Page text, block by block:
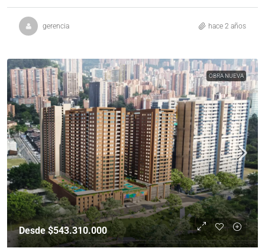
gerencia hace 2 años
OBRA NUEVA
Desde $543.310.000